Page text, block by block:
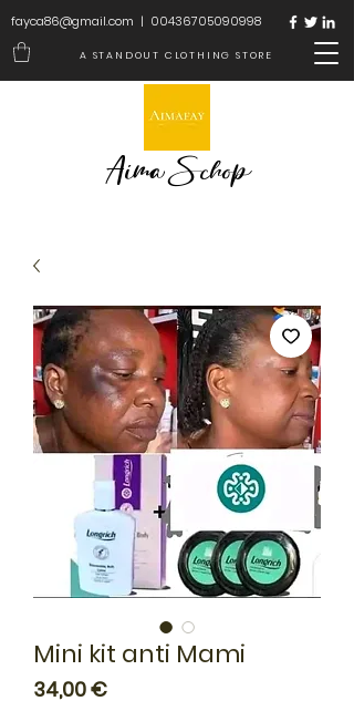
fayca86@gmail.com | 00436705090998
A STANDOUT CLOTHING STORE
Aima Schop
Mini kit anti Mami
34,00 €Prix